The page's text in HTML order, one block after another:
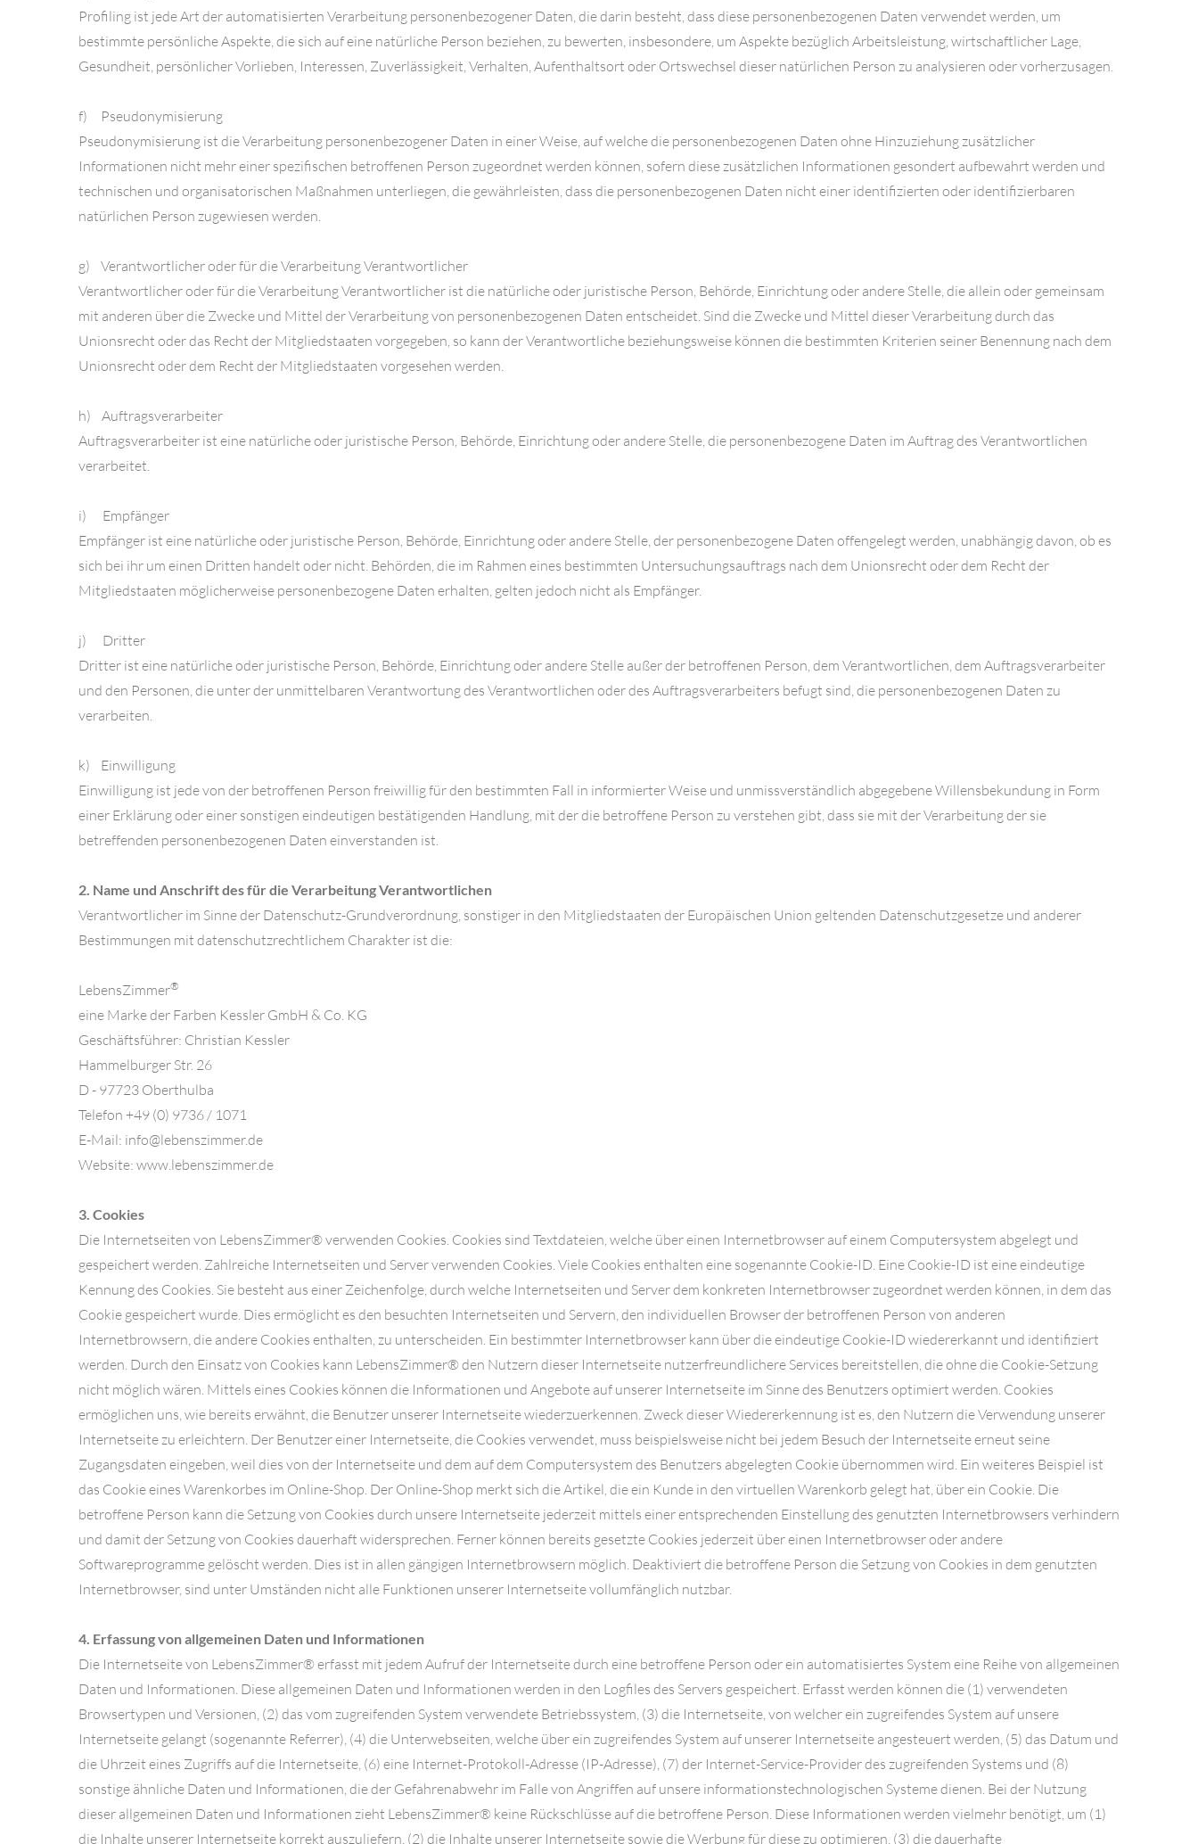
Profiling ist jede Art der automatisierten Verarbeitung personenbezogener Daten, die darin besteht, dass diese personenbezogenen Daten verwendet werden, um
bestimmte persönliche Aspekte, die sich auf eine natürliche Person beziehen, zu bewerten, insbesondere, um Aspekte bezüglich Arbeitsleistung, wirtschaftlicher Lage,
Gesundheit, persönlicher Vorlieben, Interessen, Zuverlässigkeit, Verhalten, Aufenthaltsort oder Ortswechsel dieser natürlichen Person zu analysieren oder vorherzusagen.
f) Pseudonymisierung
Pseudonymisierung ist die Verarbeitung personenbezogener Daten in einer Weise, auf welche die personenbezogenen Daten ohne Hinzuziehung zusätzlicher
Informationen nicht mehr einer spezifischen betroffenen Person zugeordnet werden können, sofern diese zusätzlichen Informationen gesondert aufbewahrt werden und
technischen und organisatorischen Maßnahmen unterliegen, die gewährleisten, dass die personenbezogenen Daten nicht einer identifizierten oder identifizierbaren
natürlichen Person zugewiesen werden.
g) Verantwortlicher oder für die Verarbeitung Verantwortlicher
Verantwortlicher oder für die Verarbeitung Verantwortlicher ist die natürliche oder juristische Person, Behörde, Einrichtung oder andere Stelle, die allein oder gemeinsam
mit anderen über die Zwecke und Mittel der Verarbeitung von personenbezogenen Daten entscheidet. Sind die Zwecke und Mittel dieser Verarbeitung durch das
Unionsrecht oder das Recht der Mitgliedstaaten vorgegeben, so kann der Verantwortliche beziehungsweise können die bestimmten Kriterien seiner Benennung nach dem
Unionsrecht oder dem Recht der Mitgliedstaaten vorgesehen werden.
h) Auftragsverarbeiter
Auftragsverarbeiter ist eine natürliche oder juristische Person, Behörde, Einrichtung oder andere Stelle, die personenbezogene Daten im Auftrag des Verantwortlichen
verarbeitet.
i) Empfänger
Empfänger ist eine natürliche oder juristische Person, Behörde, Einrichtung oder andere Stelle, der personenbezogene Daten offengelegt werden, unabhängig davon, ob es
sich bei ihr um einen Dritten handelt oder nicht. Behörden, die im Rahmen eines bestimmten Untersuchungsauftrags nach dem Unionsrecht oder dem Recht der
Mitgliedstaaten möglicherweise personenbezogene Daten erhalten, gelten jedoch nicht als Empfänger.
j) Dritter
Dritter ist eine natürliche oder juristische Person, Behörde, Einrichtung oder andere Stelle außer der betroffenen Person, dem Verantwortlichen, dem Auftragsverarbeiter
und den Personen, die unter der unmittelbaren Verantwortung des Verantwortlichen oder des Auftragsverarbeiters befugt sind, die personenbezogenen Daten zu
verarbeiten.
k) Einwilligung
Einwilligung ist jede von der betroffenen Person freiwillig für den bestimmten Fall in informierter Weise und unmissverständlich abgegebene Willensbekundung in Form
einer Erklärung oder einer sonstigen eindeutigen bestätigenden Handlung, mit der die betroffene Person zu verstehen gibt, dass sie mit der Verarbeitung der sie
betreffenden personenbezogenen Daten einverstanden ist.
2. Name und Anschrift des für die Verarbeitung Verantwortlichen
Verantwortlicher im Sinne der Datenschutz-Grundverordnung, sonstiger in den Mitgliedstaaten der Europäischen Union geltenden Datenschutzgesetze und anderer
Bestimmungen mit datenschutzrechtlichem Charakter ist die:
LebensZimmer®
eine Marke der Farben Kessler GmbH & Co. KG
Geschäftsführer: Christian Kessler
Hammelburger Str. 26
D - 97723 Oberthulba
Telefon +49 (0) 9736 / 1071
E-Mail: info@lebenszimmer.de
Website: www.lebenszimmer.de
3. Cookies
Die Internetseiten von LebensZimmer® verwenden Cookies. Cookies sind Textdateien, welche über einen Internetbrowser auf einem Computersystem abgelegt und
gespeichert werden. Zahlreiche Internetseiten und Server verwenden Cookies. Viele Cookies enthalten eine sogenannte Cookie-ID. Eine Cookie-ID ist eine eindeutige
Kennung des Cookies. Sie besteht aus einer Zeichenfolge, durch welche Internetseiten und Server dem konkreten Internetbrowser zugeordnet werden können, in dem das
Cookie gespeichert wurde. Dies ermöglicht es den besuchten Internetseiten und Servern, den individuellen Browser der betroffenen Person von anderen
Internetbrowsern, die andere Cookies enthalten, zu unterscheiden. Ein bestimmter Internetbrowser kann über die eindeutige Cookie-ID wiedererkannt und identifiziert
werden. Durch den Einsatz von Cookies kann LebensZimmer® den Nutzern dieser Internetseite nutzerfreundlichere Services bereitstellen, die ohne die Cookie-Setzung
nicht möglich wären. Mittels eines Cookies können die Informationen und Angebote auf unserer Internetseite im Sinne des Benutzers optimiert werden. Cookies
ermöglichen uns, wie bereits erwähnt, die Benutzer unserer Internetseite wiederzuerkennen. Zweck dieser Wiedererkennung ist es, den Nutzern die Verwendung unserer
Internetseite zu erleichtern. Der Benutzer einer Internetseite, die Cookies verwendet, muss beispielsweise nicht bei jedem Besuch der Internetseite erneut seine
Zugangsdaten eingeben, weil dies von der Internetseite und dem auf dem Computersystem des Benutzers abgelegten Cookie übernommen wird. Ein weiteres Beispiel ist
das Cookie eines Warenkorbes im Online-Shop. Der Online-Shop merkt sich die Artikel, die ein Kunde in den virtuellen Warenkorb gelegt hat, über ein Cookie. Die
betroffene Person kann die Setzung von Cookies durch unsere Internetseite jederzeit mittels einer entsprechenden Einstellung des genutzten Internetbrowsers verhindern
und damit der Setzung von Cookies dauerhaft widersprechen. Ferner können bereits gesetzte Cookies jederzeit über einen Internetbrowser oder andere
Softwareprogramme gelöscht werden. Dies ist in allen gängigen Internetbrowsern möglich. Deaktiviert die betroffene Person die Setzung von Cookies in dem genutzten
Internetbrowser, sind unter Umständen nicht alle Funktionen unserer Internetseite vollumfänglich nutzbar.
4. Erfassung von allgemeinen Daten und Informationen
Die Internetseite von LebensZimmer® erfasst mit jedem Aufruf der Internetseite durch eine betroffene Person oder ein automatisiertes System eine Reihe von allgemeinen
Daten und Informationen. Diese allgemeinen Daten und Informationen werden in den Logfiles des Servers gespeichert. Erfasst werden können die (1) verwendeten
Browsertypen und Versionen, (2) das vom zugreifenden System verwendete Betriebssystem, (3) die Internetseite, von welcher ein zugreifendes System auf unsere
Internetseite gelangt (sogenannte Referrer), (4) die Unterwebseiten, welche über ein zugreifendes System auf unserer Internetseite angesteuert werden, (5) das Datum und
die Uhrzeit eines Zugriffs auf die Internetseite, (6) eine Internet-Protokoll-Adresse (IP-Adresse), (7) der Internet-Service-Provider des zugreifenden Systems und (8)
sonstige ähnliche Daten und Informationen, die der Gefahrenabwehr im Falle von Angriffen auf unsere informationstechnologischen Systeme dienen. Bei der Nutzung
dieser allgemeinen Daten und Informationen zieht LebensZimmer® keine Rückschlüsse auf die betroffene Person. Diese Informationen werden vielmehr benötigt, um (1)
die Inhalte unserer Internetseite korrekt auszuliefern, (2) die Inhalte unserer Internetseite sowie die Werbung für diese zu optimieren, (3) die dauerhafte